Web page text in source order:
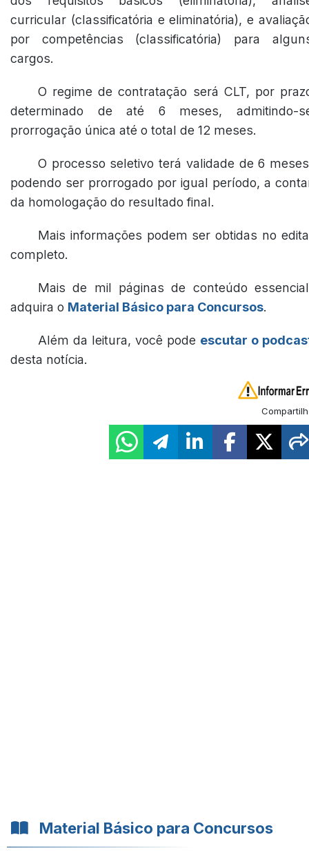
curricular (classificatória e eliminatória), e
por competências (classificatória) para
cargos.
O regime de contratação será CLT, por
determinado de até 6 meses, admitindo-
prorrogação única até o total de 12 meses.
O processo seletivo terá validade de 6
podendo ser prorrogado por igual período, a
da homologação do resultado final.
Mais informações podem ser obtidas no
completo.
Mais de mil páginas de conteúdo
adquira o Material Básico para Concursos.
Além da leitura, você pode escutar o
desta notícia.
Material Básico para Concursos